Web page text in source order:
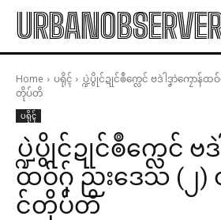
Home ပရိုၚ်
ပ္ဍဲပွိုင်ဍုင်ၜဳက္လေင် ဗဒဲါဒၞာဲကၠောန်
တိုပ်တိ
ပရိုၚ်
ပ္ဍဲပွိုင်ဍုင်ၜဳက္လေင် ဗ
ထဝ်ဂှ် ညးဒေသ (၂)
င်တိုပ်တိ